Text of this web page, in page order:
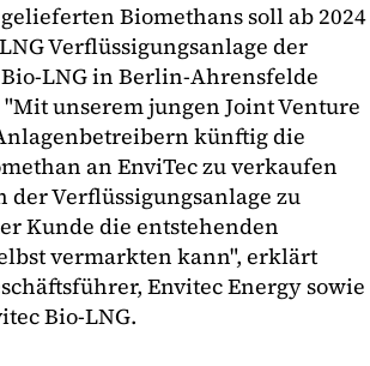
Biomethans soll ab 2024
Verflüssigungsanlage der
LNG in Berlin-Ahrensfelde
unserem jungen Joint Venture
künftig die
an EnviTec zu verkaufen
der Verflüssigungsanlage zu
Kunde die entstehenden
vermarkten kann", erklärt
Envitec Energy sowie
Bio-LNG.